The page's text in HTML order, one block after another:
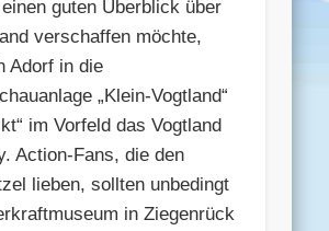
guten Überblick über
verschaffen möchte,
Adorf in die
„Klein-Vogtland“
im Vorfeld das Vogtland
Action-Fans, die den
lieben, sollten unbedingt
in Ziegenrück